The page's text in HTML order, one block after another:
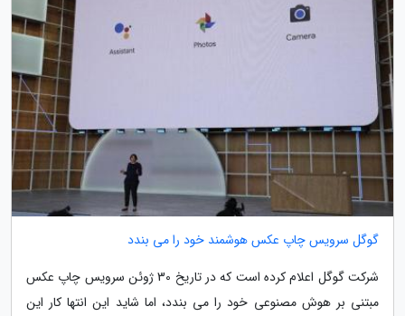
گوگل سرویس چاپ عکس هوشمند خود را می بندد
شرکت گوگل اعلام کرده است که در تاریخ 30 ژوئن سرویس چاپ عکس
مبتنی بر هوش مصنوعی خود را می بندد، اما شاید این انتها کار این